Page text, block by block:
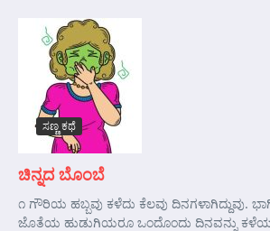
ಸಣ್ಣ ಕಥೆ
ಚಿನ್ನದ ಬೊಂಬೆ
೧ ಗೌರಿಯ ಹಬ್ಬವು ಕಳೆದು ಕೆಲವು ದಿನಗಳಾಗಿದ್ದುವು.
ಜೊತೆಯ ಹುಡುಗಿಯರೂ ಒಂದೊಂದು ದಿನವನ್ನು